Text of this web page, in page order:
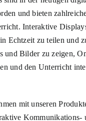
und bieten
Interaktive
Echtzeit zu teilen und
und Bilder zu zeigen,
und den Unterricht
mit unseren
Kommunikations-